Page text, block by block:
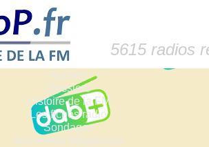
5615 radios
Accueil
Dossiers
Histoire de la FM
Les fiches radio
Sondages
Anciennes fréquences